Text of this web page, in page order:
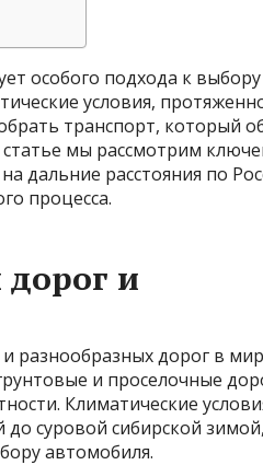
особого подхода к
условия,
транспорт, который
мы рассмотрим
дальние расстояния по
процесса.
дорог и
разнообразных дорог в
и проселочные
Климатические
суровой сибирской
автомобиля.